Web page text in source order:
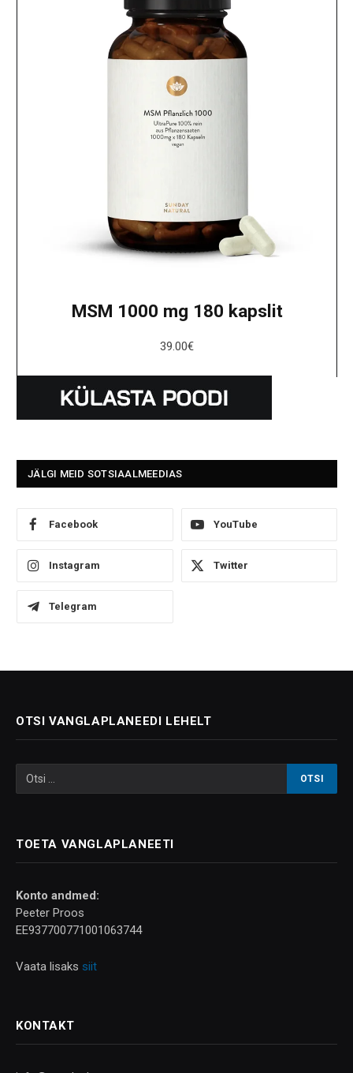
MSM 1000 mg 180 kapslit
39.00€
JÄLGI MEID SOTSIAALMEEDIAS
Facebook YouTube
Instagram Twitter
Telegram
OTSI VANGLAPLANEEDI LEHELT
TOETA VANGLAPLANEETI
Konto andmed:
Peeter Proos
EE937700771001063744
Vaata lisaks siit
KONTAKT